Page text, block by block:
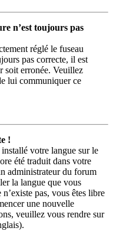
n’est toujours pas
réglé le fuseau
pas correcte, il est
soit erronée. Veuillez
lui communiquer ce
!
votre langue sur le
été traduit dans votre
administrateur du forum
la langue que vous
pas, vous êtes libre
une nouvelle
veuillez vous rendre sur